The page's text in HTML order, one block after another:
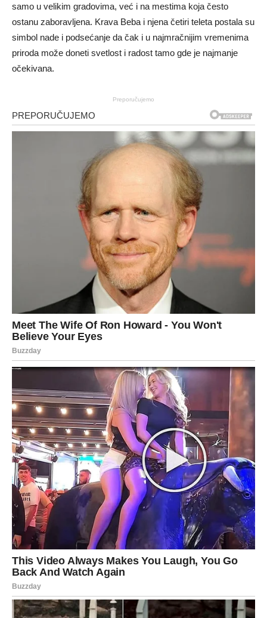
samo u velikim gradovima, već i na mestima koja često
ostanu zaboravljena. Krava Beba i njena četiri teleta postala su
simbol nade i podsećanje da čak i u najmračnijim vremenima
priroda može doneti svetlost i radost tamo gde je najmanje
očekivana.
Preporučujemo